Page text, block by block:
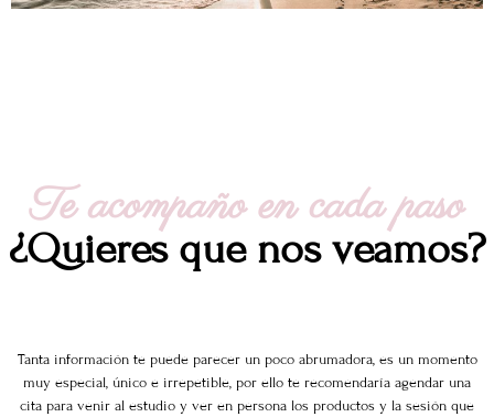
Te acompaño en cada paso
¿Quieres que nos veamos?
Tanta información te puede parecer un poco abrumadora, es un momento
muy especial, único e irrepetible, por ello te recomendaría agendar una
cita para venir al estudio y ver en persona los productos y la sesión que